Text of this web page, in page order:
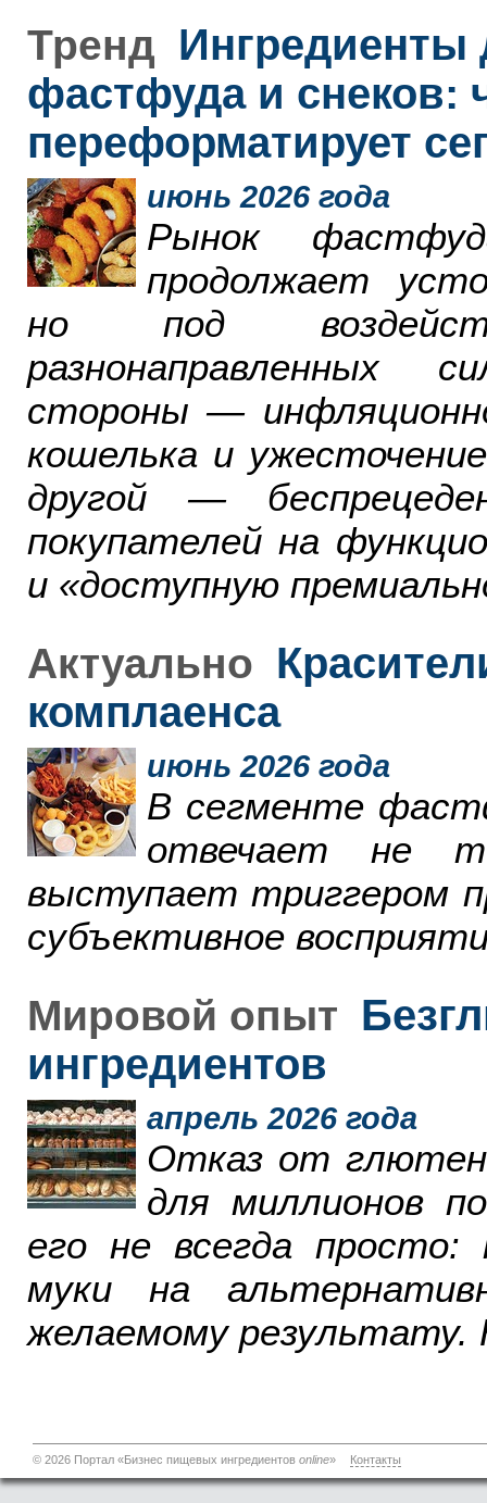
Тренд Ингредиенты
фастфуда и снеков:
переформатирует
июнь 2026 года
Рынок
продолжает
но под
разнонаправленных
стороны —
кошелька и
другой —
покупателей на
и «доступную
Актуально
комплаенса
июнь 2026 года
В сегменте
отвечает не
выступает триггером
субъективное
Мировой опыт
ингредиентов
апрель 2026 года
Отказ от
для миллионов
его не всегда просто:
муки на
желаемому результату.
© 2026 Портал «Бизнес пищевых ингредиентов online» Контакты